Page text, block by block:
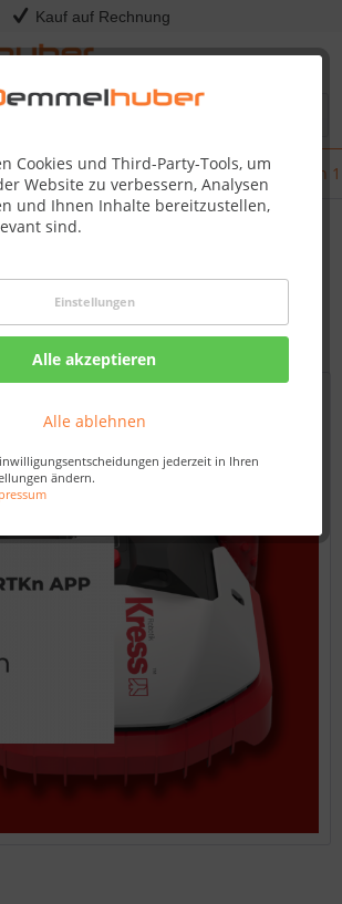
Kauf auf Rechnung
Cookies und Third-Party-Tools, um
Website zu verbessern, Analysen
und Ihnen Inhalte bereitzustellen,
sind.
Einstellungen
Alle akzeptieren
Alle ablehnen
jederzeit in Ihren
ändern.
Mission RTKn App (iOS & Android) Version
Mission RTKn App (iOS &
1.1.7 – „Rette die Igel“-
03.07.25 23:45